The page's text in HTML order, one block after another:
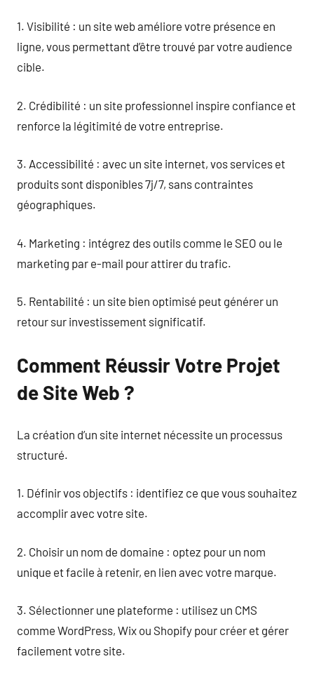
1. Visibilité : un site web améliore votre présence en
ligne, vous permettant d’être trouvé par votre audience
cible.
2. Crédibilité : un site professionnel inspire confiance et
renforce la légitimité de votre entreprise.
3. Accessibilité : avec un site internet, vos services et
produits sont disponibles 7j/7, sans contraintes
géographiques.
4. Marketing : intégrez des outils comme le SEO ou le
marketing par e-mail pour attirer du trafic.
5. Rentabilité : un site bien optimisé peut générer un
retour sur investissement significatif.
Comment Réussir Votre Projet
de Site Web ?
La création d’un site internet nécessite un processus
structuré.
1. Définir vos objectifs : identifiez ce que vous souhaitez
accomplir avec votre site.
2. Choisir un nom de domaine : optez pour un nom
unique et facile à retenir, en lien avec votre marque.
3. Sélectionner une plateforme : utilisez un CMS
comme WordPress, Wix ou Shopify pour créer et gérer
facilement votre site.